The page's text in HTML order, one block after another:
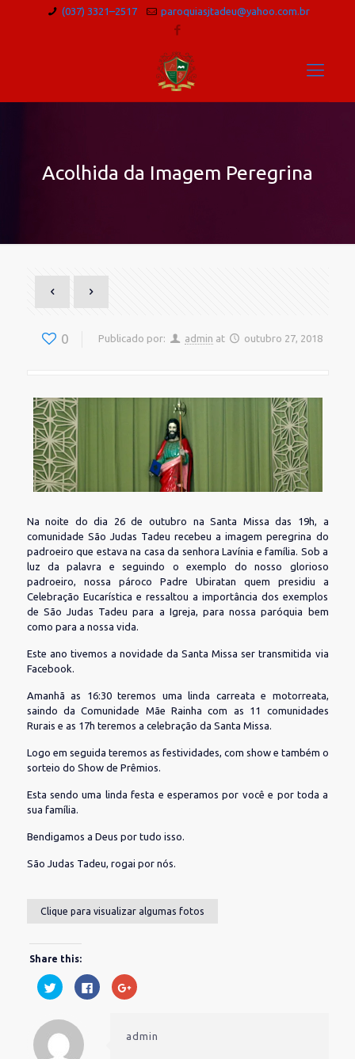
(037) 3321–2517 paroquiasjtadeu@yahoo.com.br
Acolhida da Imagem Peregrina
0 Publicado por: admin at outubro 27, 2018
Na noite do dia 26 de outubro na Santa Missa das 19h, a
comunidade São Judas Tadeu recebeu a imagem peregrina do
padroeiro que estava na casa da senhora Lavínia e família. Sob a
luz da palavra e seguindo o exemplo do nosso glorioso
padroeiro, nossa pároco Padre Ubiratan quem presidiu a
Celebração Eucarística e ressaltou a importância dos exemplos
de São Judas Tadeu para a Igreja, para nossa paróquia bem
como para a nossa vida.
Este ano tivemos a novidade da Santa Missa ser transmitida via
Facebook.
Amanhã as 16:30 teremos uma linda carreata e motorreata,
saindo da Comunidade Mãe Rainha com as 11 comunidades
Rurais e as 17h teremos a celebração da Santa Missa.
Logo em seguida teremos as festividades, com show e também o
sorteio do Show de Prêmios.
Esta sendo uma linda festa e esperamos por você e por toda a
sua família.
Bendigamos a Deus por tudo isso.
São Judas Tadeu, rogai por nós.
Clique para visualizar algumas fotos
Share this:
Clique
para
compartilhar
Twitter(abre
em
nova
janela)
Clique
para
compartilhar
Compartilhe
no
nova
janela)
admin